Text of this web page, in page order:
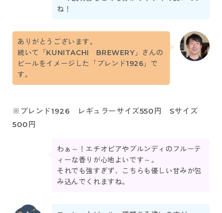
ね！
ありがとうございます。
続いて「KUNITACHI BREWERY」さんの
ビールをイメージした「ブレンド1926」で
す。
※ブレンド1926 レギュラーサイズ550円 Sサイズ
500円
わぁ～！エチオピアやブルンディのフルーテ
ィーな香りが心地よいです～。
それでも強すぎず、こちらも優しい甘みが包
み込んでくれますね。